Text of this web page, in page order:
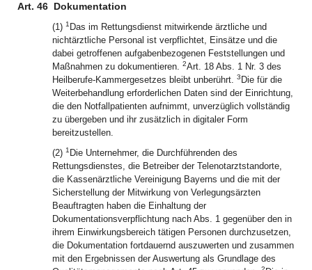
Art. 46 Dokumentation
(1) 1 Das im Rettungsdienst mitwirkende ärztliche und
nichtärztliche Personal ist verpflichtet, Einsätze und die
dabei getroffenen aufgabenbezogenen Feststellungen und
Maßnahmen zu dokumentieren. 2Art. 18 Abs. 1 Nr. 3 des
Heilberufe-Kammergesetzes bleibt unberührt. 3 Die für die
Weiterbehandlung erforderlichen Daten sind der Einrichtung,
die den Notfallpatienten aufnimmt, unverzüglich vollständig
zu übergeben und ihr zusätzlich in digitaler Form
bereitzustellen.
(2) 1 Die Unternehmer, die Durchführenden des
Rettungsdienstes, die Betreiber der Telenotarztstandorte,
die Kassenärztliche Vereinigung Bayerns und die mit der
Sicherstellung der Mitwirkung von Verlegungsärzten
Beauftragten haben die Einhaltung der
Dokumentationsverpflichtung nach Abs. 1 gegenüber den in
ihrem Einwirkungsbereich tätigen Personen durchzusetzen,
die Dokumentation fortdauernd auszuwerten und zusammen
mit den Ergebnissen der Auswertung als Grundlage des